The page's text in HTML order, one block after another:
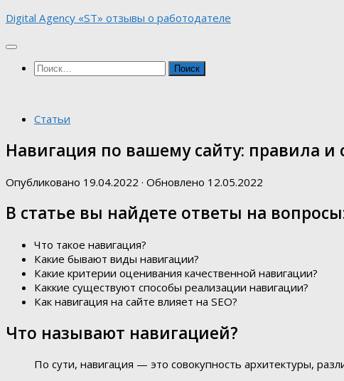
Skip
content
Digital Agency «ST» отзывы о работодателе
Найти:
Статьи
Навигация по вашему сайту: правила и
Опубликовано 19.04.2022 · Обновлено 12.05.2022
В статье вы найдете ответы на
Что такое навигация?
Какие бывают виды навигации?
Какие критерии оценивания качественной навигации?
Каккие существуют способы реализации навигации?
Как навигация на сайте влияет на SEO?
Что называют навигацией?
По сути, навигация — это совокупность архитектуры,